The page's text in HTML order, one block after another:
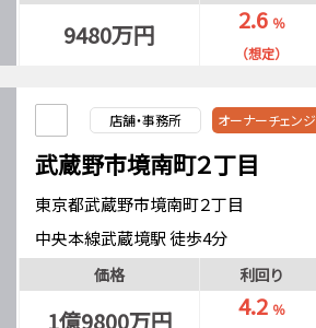
9480万円 2.6 ％
（想定）
店舗・事務所 オーナーチェンジ
武蔵野市境南町２丁目
東京都武蔵野市境南町２丁目
中央本線武蔵境駅 徒歩4分
西武多摩川線武蔵境駅 徒歩4分
価格 利回り
1億9800万円 4.2 ％